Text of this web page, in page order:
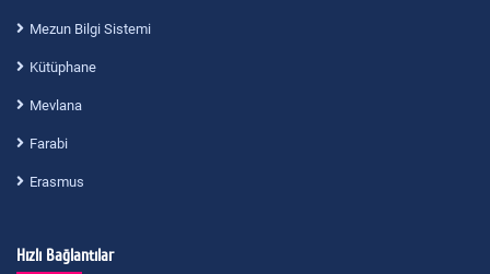
Mezun Bilgi Sistemi
Kütüphane
Mevlana
Farabi
Erasmus
Hızlı Bağlantılar